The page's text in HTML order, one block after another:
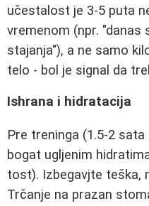
učestalost je 3-5 puta
vremenom (npr.
stajanja"), a ne samo
telo - bol je signal da
Ishrana i hidratacija
Pre treninga (1.5-2
bogat ugljenim
tost). Izbegavjte teška,
Trčanje na prazan